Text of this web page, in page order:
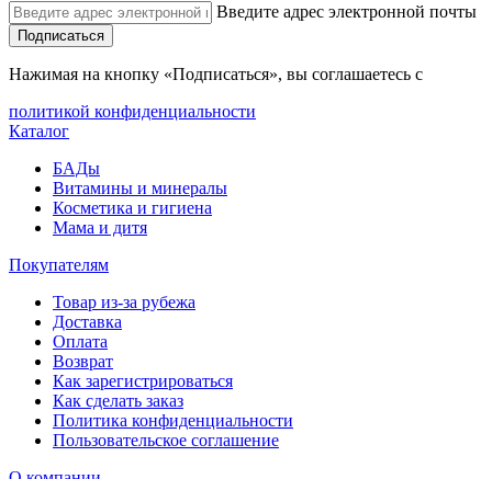
Введите адрес электронной почты
Подписаться
Нажимая на кнопку «Подписаться», вы соглашаетесь с
политикой конфиденциальности
Каталог
БАДы
Витамины и минералы
Косметика и гигиена
Мама и дитя
Покупателям
Товар из-за рубежа
Доставка
Оплата
Возврат
Как зарегистрироваться
Как сделать заказ
Политика конфиденциальности
Пользовательское соглашение